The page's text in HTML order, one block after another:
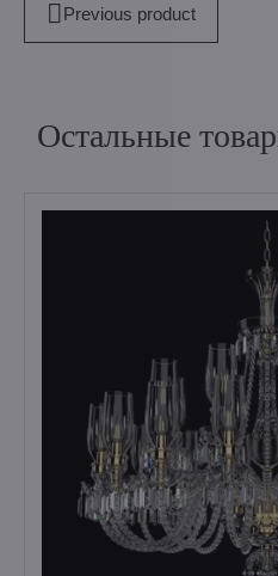
Previous product
Остальные